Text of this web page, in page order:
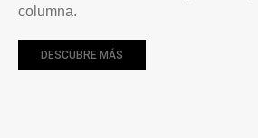
columna.
DESCUBRE MÁS